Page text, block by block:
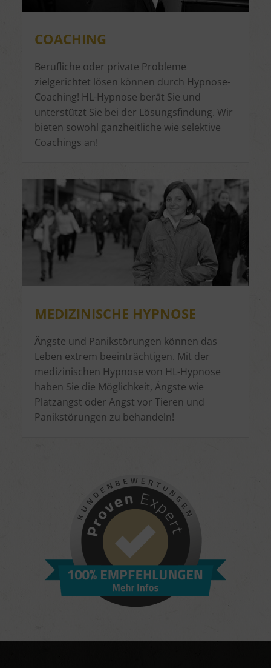
COACHING
Berufliche oder private Probleme
zielgerichtet lösen können durch Hypnose-
Coaching! HL-Hypnose berät Sie und
unterstützt Sie bei der Lösungsfindung. Wir
bieten sowohl ganzheitliche wie selektive
Coachings an!
MEDIZINISCHE HYPNOSE
Ängste und Panikstörungen können das
Leben extrem beeinträchtigen. Mit der
medizinischen Hypnose von HL-Hypnose
haben Sie die Möglichkeit, Ängste wie
Platzangst oder Angst vor Tieren und
Panikstörungen zu behandeln!